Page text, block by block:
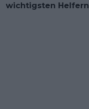
wichtigsten